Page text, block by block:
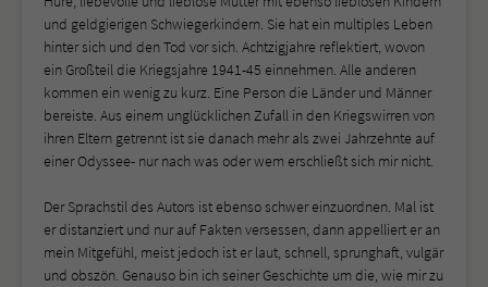
und geldgierigen Schwiegerkindern. Sie hat ein multiples Leben
hinter sich und den Tod vor sich. Achtzigjahre reflektiert, wovon
ein Großteil die Kriegsjahre 1941-45 einnehmen. Alle anderen
kommen ein wenig zu kurz. Eine Person die Länder und Männer
bereiste. Aus einem unglücklichen Zufall in den Kriegswirren von
ihren Eltern getrennt ist sie danach mehr als zwei Jahrzehnte auf
einer Odyssee- nur nach was oder wem erschließt sich mir nicht.
Der Sprachstil des Autors ist ebenso schwer einzuordnen. Mal ist
er distanziert und nur auf Fakten versessen, dann appelliert er an
mein Mitgefühl, meist jedoch ist er laut, schnell, sprunghaft, vulgär
und obszön. Genauso bin ich seiner Geschichte um die, wie mir zu